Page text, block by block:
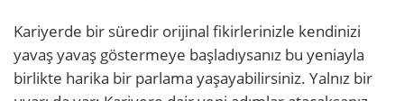
Kariyerde bir süredir orijinal fikirlerinizle kendinizi
yavaş yavaş göstermeye başladıysanız bu yeniayla
birlikte harika bir parlama yaşayabilirsiniz. Yalnız bir